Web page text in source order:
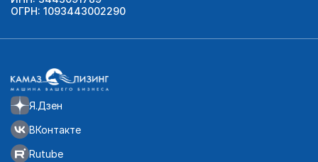
Я.Дзен
ВКонтакте
Rutube
ОГРН: 1093443002290